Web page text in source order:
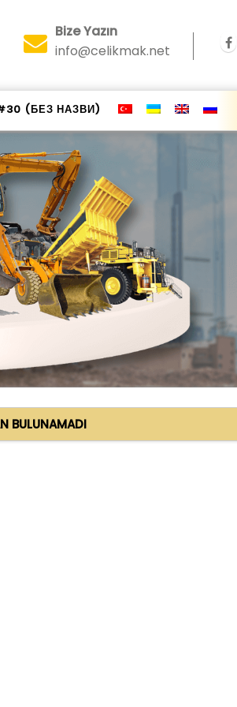
Bize Yazın
info@celikmak.net
(БЕЗ НАЗВИ)
BULUNAMADI